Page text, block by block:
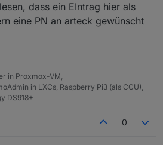
dass ein EIntrag hier als
eine PN an arteck gewünscht
in Proxmox-VM,
in LXCs, Raspberry Pi3 (als CCU),
DS918+
0